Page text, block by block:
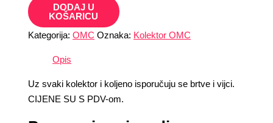
DODAJ U
KOŠARICU
Kategorija:OMC Oznaka: Kolektor OMC
Opis
Uz svaki kolektor i koljeno isporučuju se brtve i vijci.
CIJENE SU S PDV-om.